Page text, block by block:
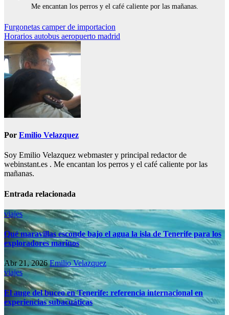
Me encantan los perros y el café caliente por las mañanas.
Navegación
de
entradas
Furgonetas camper de importacion
Horarios autobus aeropuerto madrid
Por Emilio Velazquez
Soy Emilio Velazquez webmaster y principal redactor de
webinstant.es . Me encantan los perros y el café caliente por las
mañanas.
Entrada relacionada
viajes
Qué maravillas esconde bajo el agua la isla de Tenerife para los
exploradores marinos
Abr 21, 2026Emilio Velazquez
viajes
El auge del buceo en Tenerife: referencia internacional en
experiencias subacuáticas